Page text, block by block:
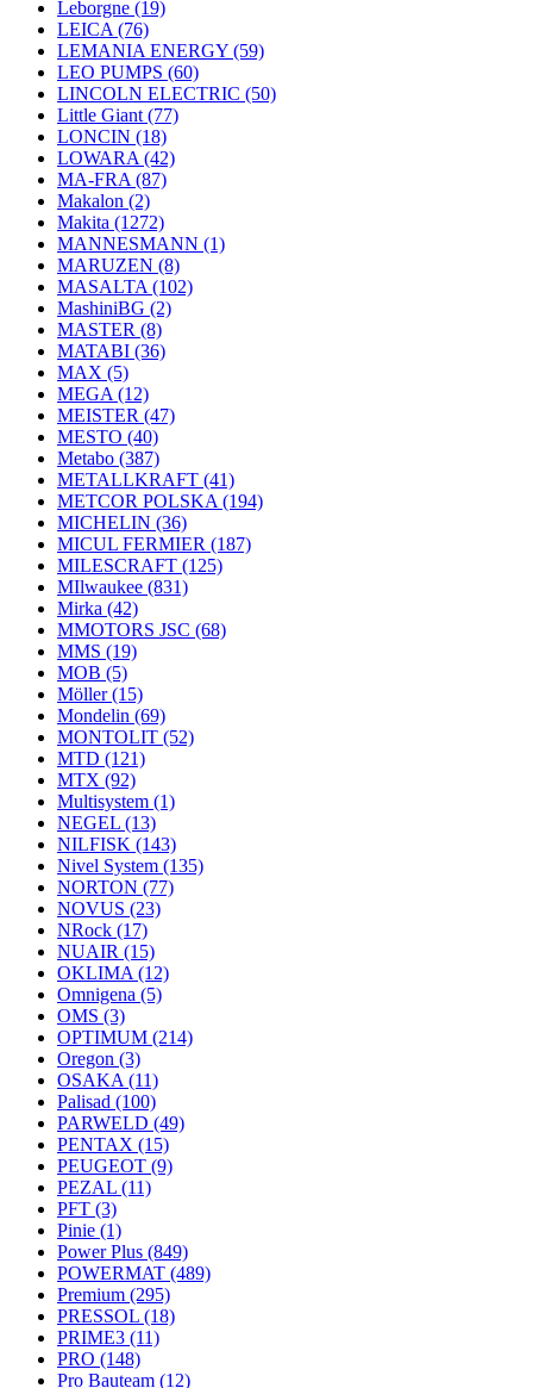
Leborgne (19)
LEICA (76)
LEMANIA ENERGY (59)
LEO PUMPS (60)
LINCOLN ELECTRIC (50)
Little Giant (77)
LONCIN (18)
LOWARA (42)
MA-FRA (87)
Makalon (2)
Makita (1272)
MANNESMANN (1)
MARUZEN (8)
MASALTA (102)
MashiniBG (2)
MASTER (8)
MATABI (36)
MAX (5)
MEGA (12)
MEISTER (47)
MESTO (40)
Metabo (387)
METALLKRAFT (41)
METCOR POLSKA (194)
MICHELIN (36)
MICUL FERMIER (187)
MILESCRAFT (125)
MIlwaukee (831)
Mirka (42)
MMOTORS JSC (68)
MMS (19)
MOB (5)
Möller(15)
Mondelin (69)
MONTOLIT (52)
MTD (121)
MTX (92)
Multisystem (1)
NEGEL (13)
NILFISK (143)
Nivel System (135)
NORTON (77)
NOVUS (23)
NRock (17)
NUAIR (15)
OKLIMA (12)
Omnigena (5)
OMS (3)
OPTIMUM (214)
Oregon (3)
OSAKA (11)
Palisad (100)
PARWELD (49)
PENTAX (15)
PEUGEOT (9)
PEZAL (11)
PFT (3)
Pinie (1)
Power Plus (849)
POWERMAT (489)
Premium (295)
PRESSOL (18)
PRIME3 (11)
PRO (148)
Pro Bauteam (12)